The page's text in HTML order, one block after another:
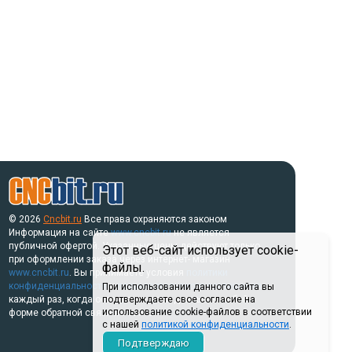
Этот веб-сайт использует cookie-
файлы.
При использовании данного сайта вы
подтверждаете свое согласие на
использование cookie-файлов в соответствии
с нашей политикой конфиденциальности.
Подтверждаю
© 2026 Cncbit.ru Все права охраняются законом
Информация на сайтеwww.cncbit.ruне является
публичной офертой. Указанные цены действуют только
при оформлении заказа через интернет- магазин
www.cncbit.ru. Вы принимаете условия
конфиденциальностиипользовательского соглашения
каждый раз, когда оставляете свои данные в любой
форме обратной связи на сайте.